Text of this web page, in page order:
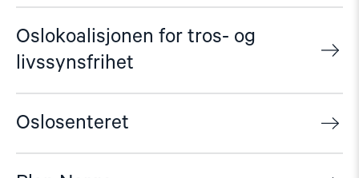
Oslokoalisjonen for tros- og
livssynsfrihet
Oslosenteret